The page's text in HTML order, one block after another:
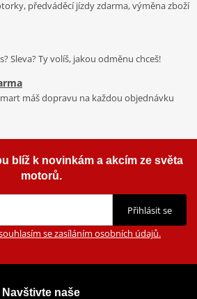
předváděcí jízdy zdarma, výměna zboží
Sleva? Ty volíš, jakou odměnu chceš!
máš dopravu na každou objednávku
blíž k novinkám a akcím ze světa
motorů.
Přihlásit se
se zasíláním osobních údajů.
Navštivte naše